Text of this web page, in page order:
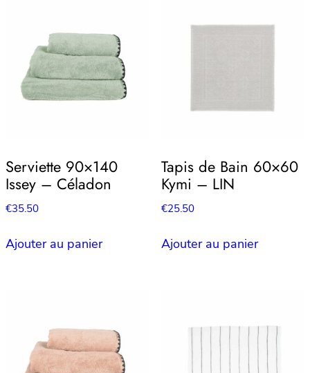
Serviette 90×140
Issey – Céladon
€35.50
Ajouter au panier
Tapis de Bain 60×60
Kymi – LIN
€25.50
Ajouter au panier